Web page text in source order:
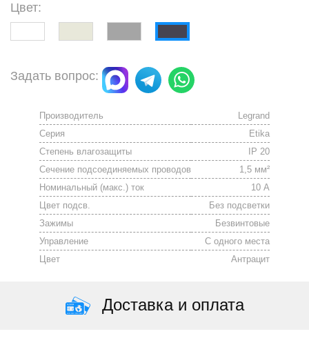
Цвет:
Задать вопрос:
Производитель
Legrand
Серия
Etika
Степень влагозащиты
IP 20
Сечение подсоединяемых проводов
1,5 мм²
Номинальный (макс.) ток
10 А
Цвет подсв.
Без подсветки
Зажимы
Безвинтовые
Управление
С одного места
Цвет
Антрацит
Доставка и оплата